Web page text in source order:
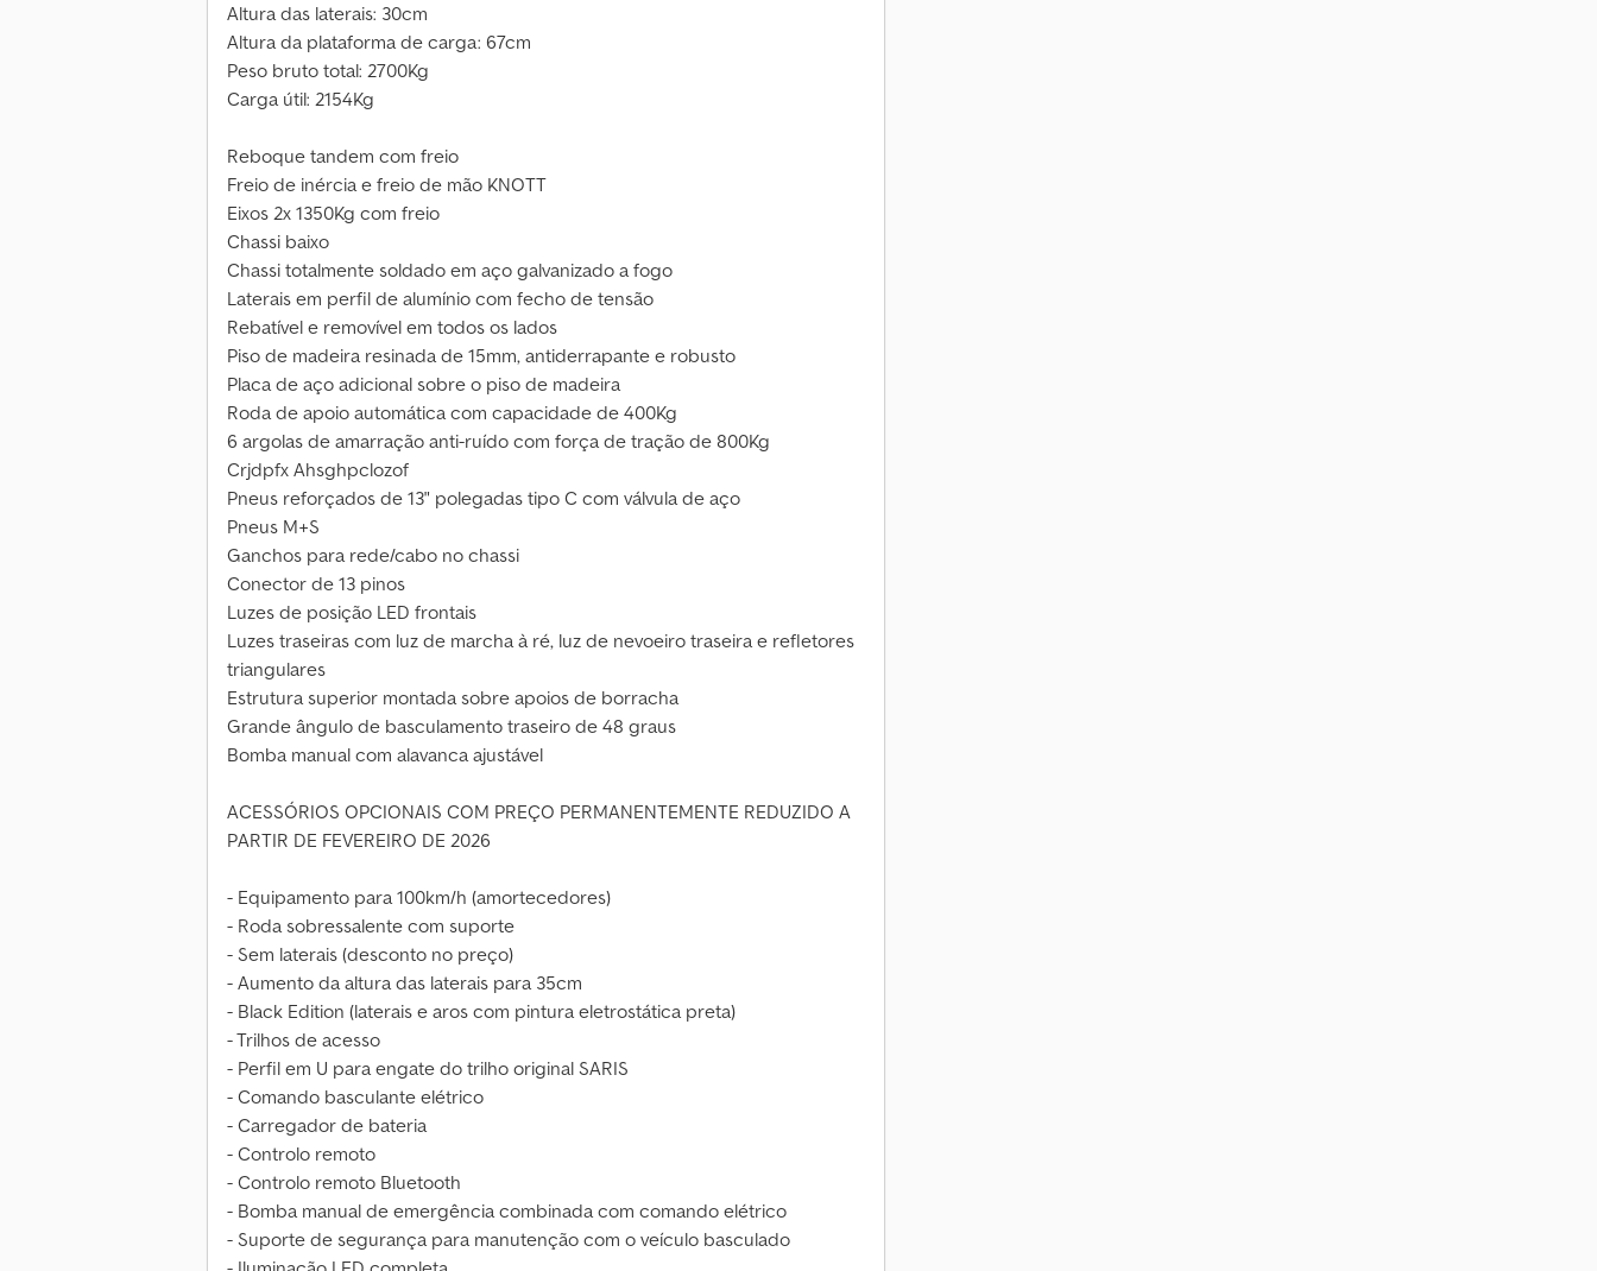
Altura das laterais: 30cm
Altura da plataforma de carga: 67cm
Peso bruto total: 2700Kg
Carga útil: 2154Kg
Reboque tandem com freio
Freio de inércia e freio de mão KNOTT
Eixos 2x 1350Kg com freio
Chassi baixo
Chassi totalmente soldado em aço galvanizado a fogo
Laterais em perfil de alumínio com fecho de tensão
Rebatível e removível em todos os lados
Piso de madeira resinada de 15mm, antiderrapante e robusto
Placa de aço adicional sobre o piso de madeira
Roda de apoio automática com capacidade de 400Kg
6 argolas de amarração anti-ruído com força de tração de 800Kg
Crjdpfx Ahsghpclozof
Pneus reforçados de 13" polegadas tipo C com válvula de aço
Pneus M+S
Ganchos para rede/cabo no chassi
Conector de 13 pinos
Luzes de posição LED frontais
Luzes traseiras com luz de marcha à ré, luz de nevoeiro traseira e refletores
triangulares
Estrutura superior montada sobre apoios de borracha
Grande ângulo de basculamento traseiro de 48 graus
Bomba manual com alavanca ajustável
ACESSÓRIOS OPCIONAIS COM PREÇO PERMANENTEMENTE REDUZIDO A
PARTIR DE FEVEREIRO DE 2026
- Equipamento para 100km/h (amortecedores)
- Roda sobressalente com suporte
- Sem laterais (desconto no preço)
- Aumento da altura das laterais para 35cm
- Black Edition (laterais e aros com pintura eletrostática preta)
- Trilhos de acesso
- Perfil em U para engate do trilho original SARIS
- Comando basculante elétrico
- Carregador de bateria
- Controlo remoto
- Controlo remoto Bluetooth
- Bomba manual de emergência combinada com comando elétrico
- Suporte de segurança para manutenção com o veículo basculado